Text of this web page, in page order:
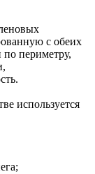
с обеих
периметру,
используется